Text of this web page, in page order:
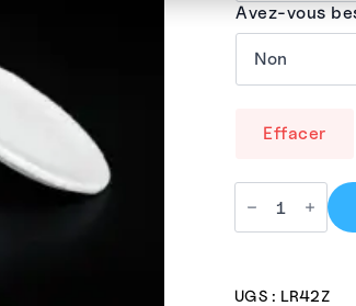
Avez-vous
Effacer
UGS : LR42Z